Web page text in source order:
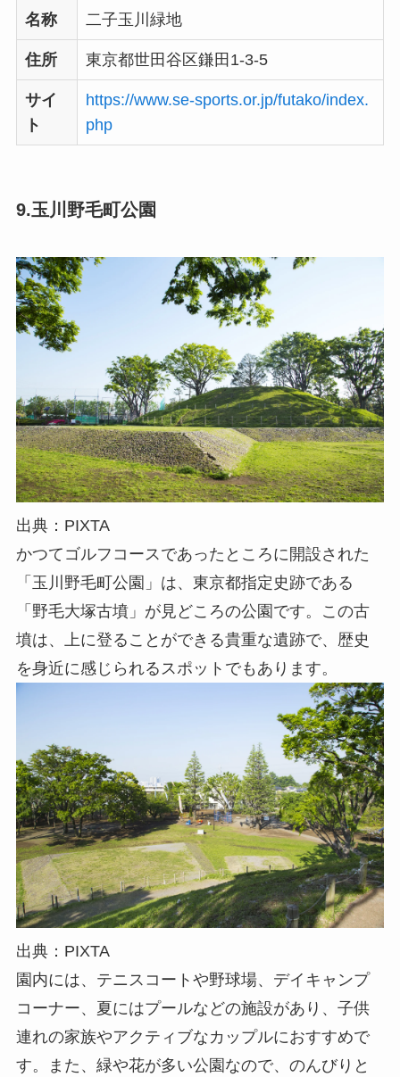
名称 二子玉川緑地
住所 東京都世田谷区鎌田1-3-5
サイ
ト
https://www.se-sports.or.jp/futako/index.
php
9.玉川野毛町公園
出典：PIXTA
かつてゴルフコースであったところに開設された
「玉川野毛町公園」は、東京都指定史跡である
「野毛大塚古墳」が見どころの公園です。この古
墳は、上に登ることができる貴重な遺跡で、歴史
を身近に感じられるスポットでもあります。
出典：PIXTA
園内には、テニスコートや野球場、デイキャンプ
コーナー、夏にはプールなどの施設があり、子供
連れの家族やアクティブなカップルにおすすめで
す。また、緑や花が多い公園なので、のんびりと